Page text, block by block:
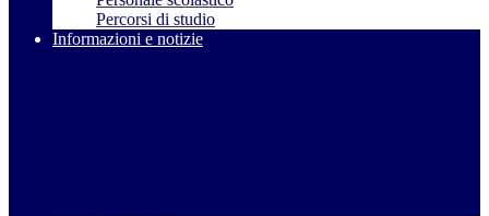
Percorsi di studio
Informazioni e notizie